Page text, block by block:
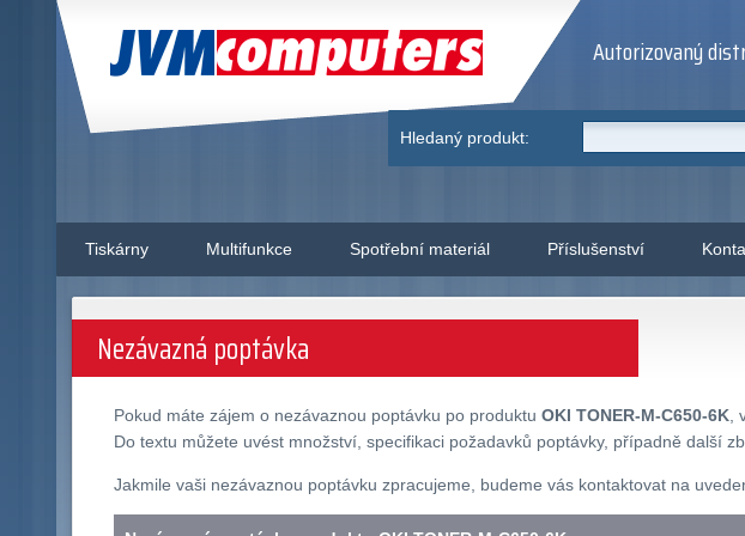
JVM Computers Autorizovaný
Hledaný produkt:
Tiskárny Multifunkce Spotřební materiál Příslušenství
Nezávazná poptávka
Pokud máte zájem o nezávaznou poptávku po produktu OKI TONER-M-C650-6K,
Do textu můžete uvést množství, specifikaci požadavků poptávky, případně další
Jakmile vaši nezávaznou poptávku zpracujeme, budeme vás kontaktovat na